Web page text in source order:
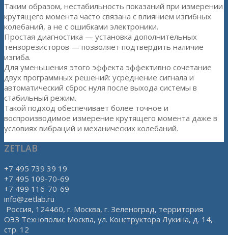
Таким образом, нестабильность показаний при измерении
крутящего момента часто связана с влиянием изгибных
колебаний, а не с ошибками электроники.
Простая диагностика — установка дополнительных
тензорезисторов — позволяет подтвердить наличие
изгиба.
Для уменьшения этого эффекта эффективно сочетание
двух программных решений: усреднение сигнала и
автоматический сброс нуля после выхода системы в
стабильный режим.
Такой подход обеспечивает более точное и
воспроизводимое измерение крутящего момента даже в
условиях вибраций и механических колебаний.
ZETLAB
+7 495 739 39 19
+7 495 109-70-69
+7 499 116-70-69
info@zetlab.ru
Россия, 124460, г. Москва, г. Зеленоград, территория
ОЭЗ Технополис Москва, ул. Конструктора Лукина, д. 14,
стр. 12